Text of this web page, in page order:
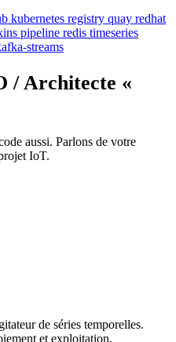
kubernetes registry quay redhat
pipeline redis timeseries
streams
/ Architecte «
aussi. Parlons de votre
IoT.
de séries temporelles.
et exploitation.